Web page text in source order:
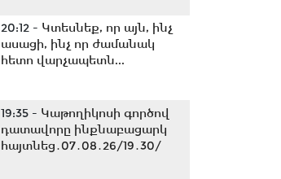
20:12 - Կտեսնեք, որ այն, ինչ
ասացի, ինչ որ ժամանակ
հետո վարչապետն...
19:35 - Կաթողիկոսի գործով
դատավորը ինքնաբացարկ
հայտնեց․07․08․26/19․30/